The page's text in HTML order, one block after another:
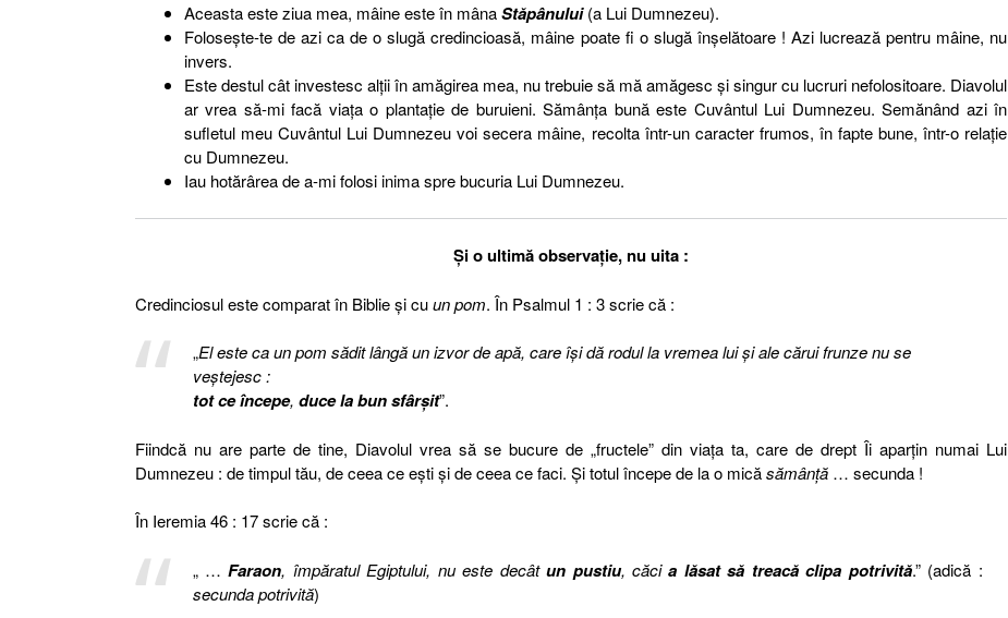
Aceasta este ziua mea, mâine este în mânaStăpânului (a Lui Dumnezeu).
Foloseşte-te de azi ca de o slugă credincioasă, mâine poate fi o slugă înşelătoare ! Azi lucrează pentru mâine, nu
invers.
Este destul cât investesc alţii în amăgirea mea, nu trebuie să mă amăgesc şi singur cu lucruri nefolositoare. Diavolul
ar vrea să-mi facă viaţa o plantaţie de buruieni. Sămânţa bună este Cuvântul Lui Dumnezeu. Semănând azi în
sufletul meu Cuvântul Lui Dumnezeu voi secera mâine, recolta într-un caracter frumos, în fapte bune, într-o relaţie
cu Dumnezeu.
Iau hotărârea de a-mi folosi inima spre bucuria Lui Dumnezeu.
Şi o ultimă observaţie, nu uita :
Credinciosul este comparat în Biblie şi cuun pom. În Psalmul 1 : 3 scrie că :
„El este ca un pom sădit lângă un izvor de apă, care îşi dă rodul la vremea lui şi ale cărui frunze nu se
veştejesc :
tot ce începe, duce la bun sfârşit”.
Fiindcă nu are parte de tine, Diavolul vrea să se bucure de „fructele” din viaţa ta, care de drept Îi aparţin numai Lui
Dumnezeu : de timpul tău, de ceea ce eşti şi de ceea ce faci. Şi totul începe de la o micăsămânţă … secunda !
În Ieremia 46 : 17 scrie că :
„ …Faraon, împăratul Egiptului, nu este decâtun pustiu, căcia lăsat să treacă clipa potrivită.” (adică :
secunda potrivită)